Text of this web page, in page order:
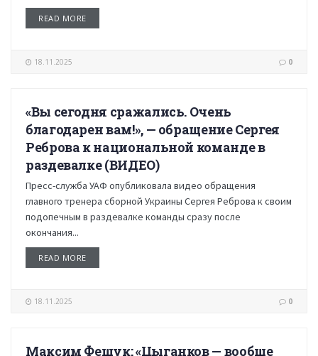
READ MORE
18.11.2025 0
НОВОСТИ
«Вы сегодня сражались. Очень
благодарен вам!», — обращение Сергея
Реброва к национальной команде в
раздевалке (ВИДЕО)
Пресс-служба УАФ опубликовала видео обращения
главного тренера сборной Украины Сергея Реброва к своим
подопечным в раздевалке команды сразу после
окончания...
READ MORE
18.11.2025 0
НОВОСТИ
Максим Фещук: «Цыганков — вообще